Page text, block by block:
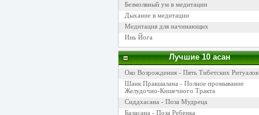
Безмолвный ум в медитации
Дыхание в медитации
Медитация для начинающих
Инь Йога
Лучшие 10 асан
Око Возрождения - Пять Тибетских Ритуалов
Шанк Пракшалана - Полное промывание
Желудочно-Кишечного Тракта
Сиддхасана - Поза Мудреца
Баласана - Поза Ребенка